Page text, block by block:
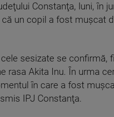
Constanţa, luni, în
un copil a fost muşcat
sesizate se confirmă,
rasa Akita Inu. În urma
în care a fost
IPJ Constanţa.